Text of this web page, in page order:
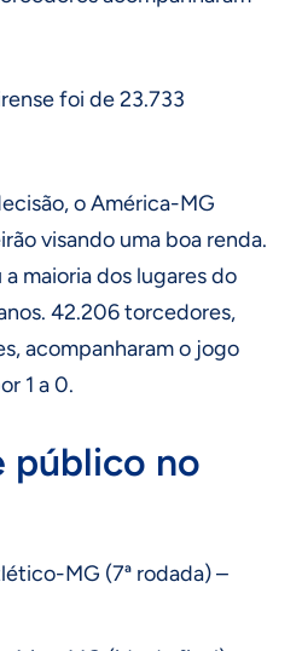
foi de 23.733
o América-MG
visando uma boa renda.
a maioria dos lugares do
42.206 torcedores,
acompanharam o jogo
1 a 0.
público no
MG (7ª rodada) –